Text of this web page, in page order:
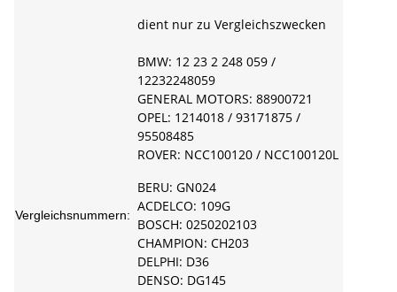
Vergleichsnummern:
dient nur zu Vergleichszwecken
BMW: 12 23 2 248 059 /
12232248059
GENERAL MOTORS: 88900721
OPEL: 1214018 / 93171875 /
95508485
ROVER: NCC100120 / NCC100120L
BERU: GN024
ACDELCO: 109G
BOSCH: 0250202103
CHAMPION: CH203
DELPHI: D36
DENSO: DG145